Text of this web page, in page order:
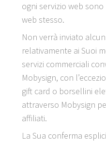
ogni servizio web
web stesso.
Non verrà inviato
relativamente ai Suoi
servizi commerciali
Mobysign, con
gift card o borsellini
attraverso Mobysign
affiliati.
La Sua conferma